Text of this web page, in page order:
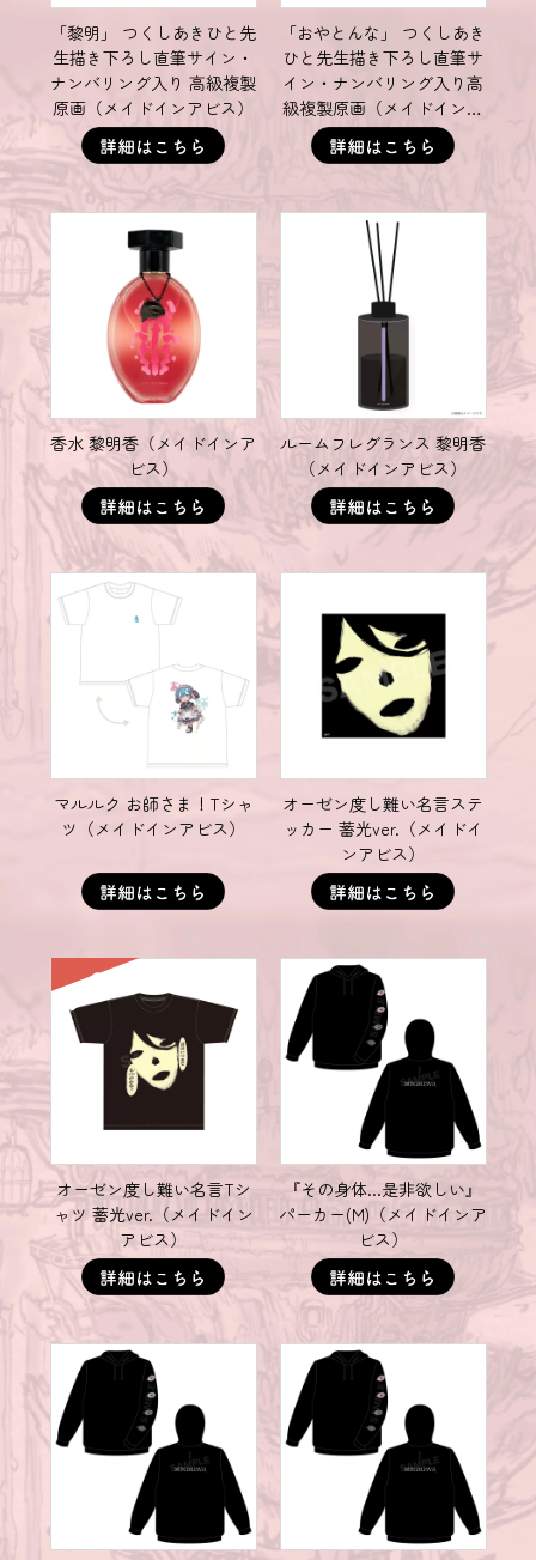
「黎明」 つくしあきひと先
生描き下ろし直筆サイン・
ナンバリング入り 高級複製
原画（メイドインアビス）
「おやとんな」 つくしあき
ひと先生描き下ろし直筆サ
イン・ナンバリング入り高
級複製原画（メイドインア
ビス）
香水 黎明香（メイドインア
ビス）
ルームフレグランス 黎明香
（メイドインアビス）
マルルク お師さま！Tシャ
ツ（メイドインアビス）
オーゼン度し難い名言ステ
ッカー 蓄光ver.（メイドイ
ンアビス）
SOLD
オーゼン度し難い名言Tシ
ャツ 蓄光ver.（メイドイン
アビス）
『その身体...是非欲しい』
パーカー(M)（メイドインア
ビス）